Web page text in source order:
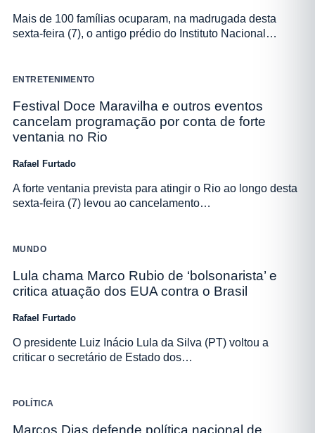
Mais de 100 famílias ocuparam, na madrugada desta
sexta-feira (7), o antigo prédio do Instituto Nacional…
ENTRETENIMENTO
Festival Doce Maravilha e outros eventos
cancelam programação por conta de forte
ventania no Rio
Rafael Furtado
A forte ventania prevista para atingir o Rio ao longo desta
sexta-feira (7) levou ao cancelamento…
MUNDO
Lula chama Marco Rubio de ‘bolsonarista’ e
critica atuação dos EUA contra o Brasil
Rafael Furtado
O presidente Luiz Inácio Lula da Silva (PT) voltou a
criticar o secretário de Estado dos…
POLÍTICA
Marcos Dias defende política nacional de